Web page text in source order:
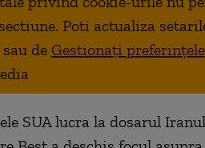
Poti actualiza
de Gestionați preferințele
SUA lucra la dosarul